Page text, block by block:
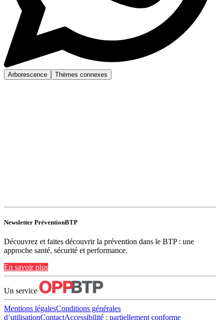
Arborescence Thèmes connexes
Newsletter PréventionBTP
Découvrez et faites découvrir la prévention dans le BTP : une
approche santé, sécurité et performance.
En savoir plus
Un service
Mentions légalesConditions générales
d’utilisationContactAccessibilité : partiellement conforme